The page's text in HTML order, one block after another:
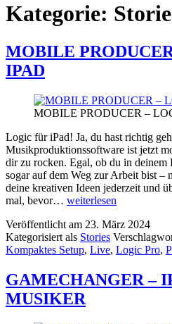
Kategorie:
MOBILE
IPAD
MOBILE PRODUCER –
Logic für iPad! Ja, du hast richtig
Musikproduktionssoftware ist jetzt
dir zu rocken. Egal, ob du in deinem
sogar auf dem Weg zur Arbeit bist –
deine kreativen Ideen jederzeit und
mal, bevor… MOBILE
–
LOGIC
FÜR
weiterlesen
Veröffentlicht am 23. März 2024
Kategorisiert als Stories
Kompaktes Setup, Live, Logic Pro,
GAMECHANGER –
MUSIKER